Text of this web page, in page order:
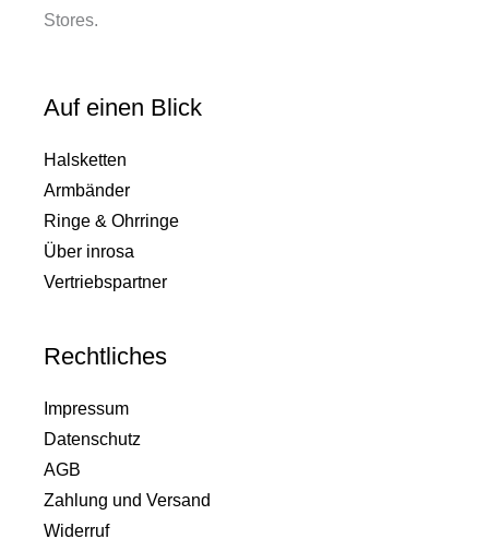
Stores.
Auf einen Blick
Halsketten
Armbänder
Ringe & Ohrringe
Über inrosa
Vertriebspartner
Rechtliches
Impressum
Datenschutz
AGB
Zahlung und Versand
Widerruf